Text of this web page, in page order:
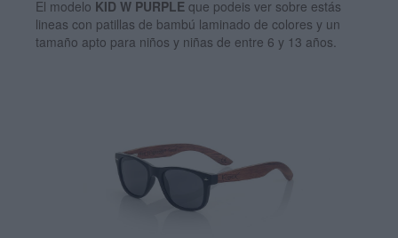
El modelo KID W PURPLE que podeis ver sobre estás
lineas con patillas de bambú laminado de colores y un
tamaño apto para niños y niñas de entre 6 y 13 años.